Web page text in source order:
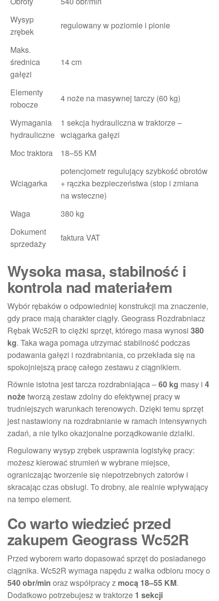
Wysyp
zrębek
regulowany w poziomie i pionie
Maks.
średnica
gałęzi
14 cm
Elementy
robocze
4 noże na masywnej tarczy (60 kg)
Wymagania
hydrauliczne
1 sekcja hydrauliczna w traktorze –
wciągarka gałęzi
Moc traktora
18–55 KM
Wciągarka
potencjometr regulujący szybkość obrotów
+ rączka bezpieczeństwa (stop i zmiana
na wsteczne)
Waga
380 kg
Dokument
sprzedaży
faktura VAT
Wysoka masa, stabilność i
kontrola nad materiałem
Wybór rębaków o odpowiedniej konstrukcji ma znaczenie,
gdy prace mają charakter ciągły. Geograss Rozdrabniacz
Rębak Wc52R to ciężki sprzęt, którego masa wynosi 380
kg. Taka waga pomaga utrzymać stabilność podczas
podawania gałęzi i rozdrabniania, co przekłada się na
spokojniejszą pracę całego zestawu z ciągnikiem.
Równie istotna jest tarcza rozdrabniająca –60 kg masy i 4
nożetworzą zestaw zdolny do efektywnej pracy w
trudniejszych warunkach terenowych. Dzięki temu sprzęt
jest nastawiony na rozdrabnianie w ramach intensywnych
zadań, a nie tylko okazjonalne porządkowanie działki.
Regulowany wysyp zrębek usprawnia logistykę pracy:
możesz kierować strumień w wybrane miejsce,
ograniczając tworzenie się niepotrzebnych zatorów i
skracając czas obsługi. To drobny, ale realnie wpływający
na tempo element.
Co warto wiedzieć przed
zakupem Geograss Wc52R
Przed wyborem warto dopasować sprzęt do posiadanego
ciągnika. Wc52R wymaga napędu z wałka odbioru mocy o
540 obr/min oraz współpracy z mocą 18–55 KM.
Dodatkowo potrzebujesz w traktorze 1 sekcji